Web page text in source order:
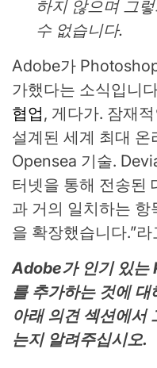
하지 않으며 그
수 없습니다.
Adobe가
가했다는 소식입니
협업, 게다가. 잠재
설계된 세계 최대 온
Opensea 기술.
터넷을 통해 전송된
과 거의 일치하는 항
을 확장했습니다.”
Adobe가 인기 있는
를 추가하는 것에
아래 의견 섹션에서
는지 알려주십시오.